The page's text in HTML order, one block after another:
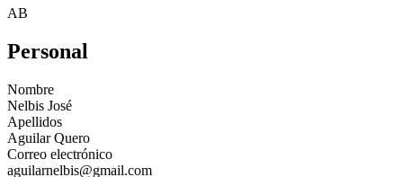
AB
Personal
Nombre
Nelbis José
Apellidos
Aguilar Quero
Correo electrónico
aguilarnelbis@gmail.com